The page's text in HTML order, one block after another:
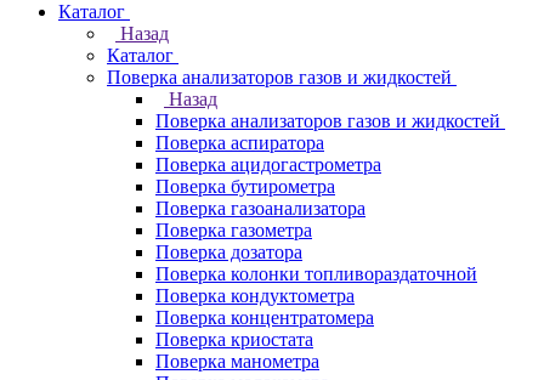
Каталог
Назад
Каталог
Поверка анализаторов газов и жидкостей
Назад
Поверка анализаторов газов и жидкостей
Поверка аспиратора
Поверка ацидогастрометра
Поверка бутирометра
Поверка газоанализатора
Поверка газометра
Поверка дозатора
Поверка колонки топливораздаточной
Поверка кондуктометра
Поверка концентратомера
Поверка криостата
Поверка манометра